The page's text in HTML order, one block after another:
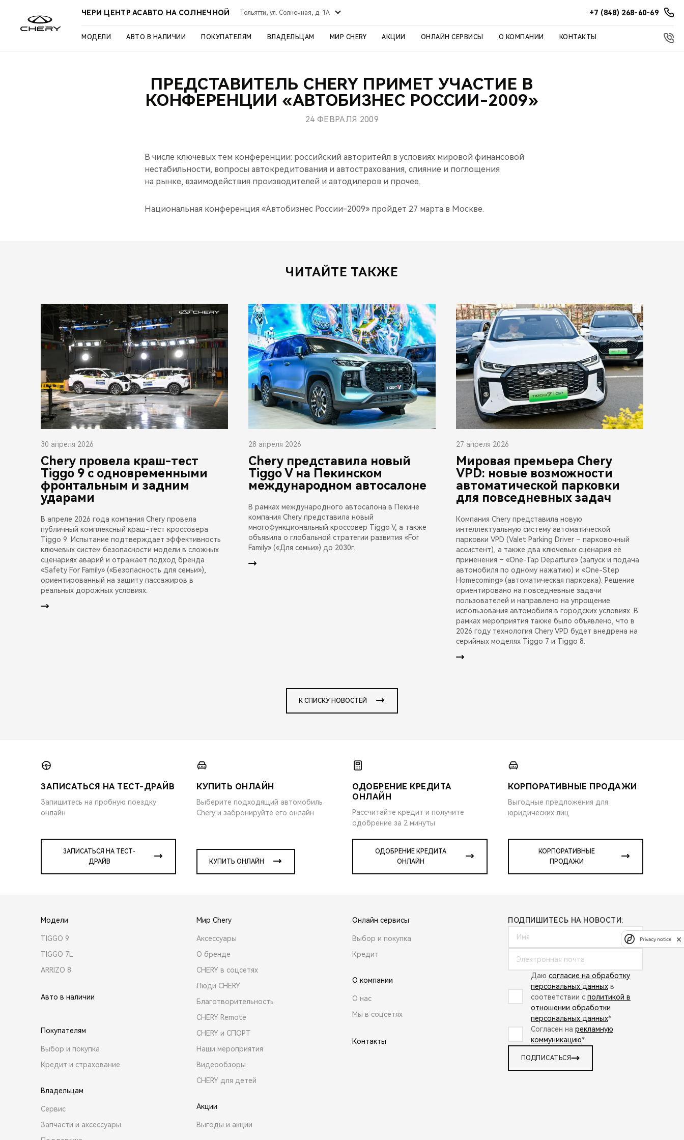
ЧЕРИ ЦЕНТР АСАВТО НА СОЛНЕЧНОЙ Тольятти, ул. Солнечная, д. 1А +7 (848) 268-60-69
МОДЕЛИ АВТО В НАЛИЧИИ ПОКУПАТЕЛЯМ ВЛАДЕЛЬЦАМ МИР CHERY АКЦИИ ОНЛАЙН СЕРВИСЫ О КОМПАНИИ КОНТАКТЫ
ПРЕДСТАВИТЕЛЬ CHERY ПРИМЕТ УЧАСТИЕ В
КОНФЕРЕНЦИИ «АВТОБИЗНЕС РОССИИ-2009»
24 ФЕВРАЛЯ 2009
В числе ключевых тем конференции: российский авторитейл в условиях мировой финансовой
нестабильности, вопросы автокредитования и автострахования, слияние и поглощения
на рынке, взаимодействия производителей и автодилеров и прочее.
Национальная конференция «Автобизнес России-2009» пройдет 27 марта в Москве.
ЧИТАЙТЕ ТАКЖЕ
30 апреля 2026
Chery провела краш-тест
Tiggo 9 с одновременными
фронтальным и задним
ударами
В апреле 2026 года компания Chery провела
публичный комплексный краш-тест кроссовера
Tiggo 9. Испытание подтверждает эффективность
ключевых систем безопасности модели в сложных
сценариях аварий и отражает подход бренда
«Safety For Family» («Безопасность для семьи»),
ориентированный на защиту пассажиров в
реальных дорожных условиях.
28 апреля 2026
Chery представила новый
Tiggo V на Пекинском
международном автосалоне
В рамках международного автосалона в Пекине
компания Chery представила новый
многофункциональный кроссовер Tiggo V, а также
объявила о глобальной стратегии развития «For
Family» («Для семьи») до 2030г.
27 апреля 2026
Мировая премьера Chery
VPD: новые возможности
автоматической парковки
для повседневных задач
Компания Chery представила новую
интеллектуальную систему автоматической
парковки VPD (Valet Parking Driver – парковочный
ассистент), а также два ключевых сценария её
применения – «One-Tap Departure» (запуск и подача
автомобиля по одному нажатию) и «One-Step
Homecoming» (автоматическая парковка). Решение
ориентировано на повседневные задачи
пользователей и направлено на упрощение
использования автомобиля в городских условиях. В
рамках мероприятия также было объявлено, что в
2026 году технология Chery VPD будет внедрена на
серийных моделях Tiggo 7 и Tiggo 8.
К СПИСКУ НОВОСТЕЙ
ЗАПИСАТЬСЯ НА ТЕСТ-ДРАЙВ
Запишитесь на пробную поездку
онлайн
ЗАПИСАТЬСЯ НА ТЕСТ-
ДРАЙВ
КУПИТЬ ОНЛАЙН
Выберите подходящий автомобиль
Chery и забронируйте его онлайн
КУПИТЬ ОНЛАЙН
ОДОБРЕНИЕ КРЕДИТА
ОНЛАЙН
Рассчитайте кредит и получите
одобрение за 2 минуты
ОДОБРЕНИЕ КРЕДИТА
ОНЛАЙН
КОРПОРАТИВНЫЕ ПРОДАЖИ
Выгодные предложения для
юридических лиц
КОРПОРАТИВНЫЕ
ПРОДАЖИ
Модели
TIGGO 9
TIGGO 7L
ARRIZO 8
Авто в наличии
Покупателям
Выбор и покупка
Кредит и страхование
Владельцам
Сервис
Запчасти и аксессуары
Мир Chery
Аксессуары
О бренде
CHERY в соцсетях
Люди CHERY
Благотворительность
CHERY Remote
CHERY и СПОРТ
Наши мероприятия
Видеообзоры
CHERY для детей
Акции
Выгоды и акции
Онлайн сервисы
Выбор и покупка
Кредит
О компании
О нас
Мы в соцсетях
Контакты
ПОДПИШИТЕСЬ НА НОВОСТИ:
Даю согласие на обработку
персональных данных в
соответствии с политикой в
отношении обработки
персональных данных*
Согласен на рекламную
коммуникацию*
ПОДПИСАТЬСЯ
Privacy notice